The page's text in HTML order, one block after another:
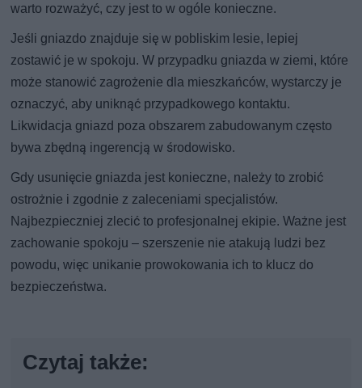
warto rozważyć, czy jest to w ogóle konieczne.
Jeśli gniazdo znajduje się w pobliskim lesie, lepiej
zostawić je w spokoju. W przypadku gniazda w ziemi, które
może stanowić zagrożenie dla mieszkańców, wystarczy je
oznaczyć, aby uniknąć przypadkowego kontaktu.
Likwidacja gniazd poza obszarem zabudowanym często
bywa zbędną ingerencją w środowisko.
Gdy usunięcie gniazda jest konieczne, należy to zrobić
ostrożnie i zgodnie z zaleceniami specjalistów.
Najbezpieczniej zlecić to profesjonalnej ekipie. Ważne jest
zachowanie spokoju – szerszenie nie atakują ludzi bez
powodu, więc unikanie prowokowania ich to klucz do
bezpieczeństwa.
Czytaj także: